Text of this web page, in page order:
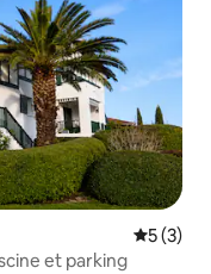
5 (3)
et parking